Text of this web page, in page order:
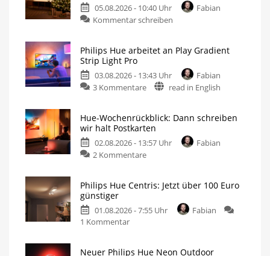
05.08.2026 - 10:40 Uhr
Fabian
Kommentar schreiben
Philips Hue arbeitet an Play Gradient
Strip Light Pro
03.08.2026 - 13:43 Uhr
Fabian
3 Kommentare
read in English
Hue-Wochenrückblick: Dann schreiben
wir halt Postkarten
02.08.2026 - 13:57 Uhr
Fabian
2 Kommentare
Philips Hue Centris: Jetzt über 100 Euro
günstiger
01.08.2026 - 7:55 Uhr
Fabian
1 Kommentar
Neuer Philips Hue Neon Outdoor